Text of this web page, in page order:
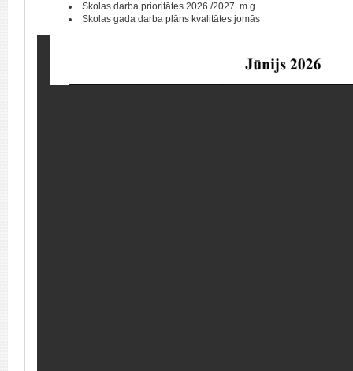
Skolas darba prioritātes 2026./2027. m.g.
Skolas gada darba plāns kvalitātes jomās